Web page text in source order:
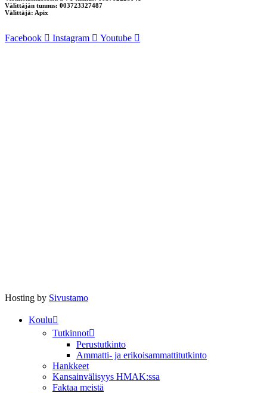
Välittäjän tunnus: 003723327487
Välittäjä: Apix
Facebook Instagram Youtube
Hosting by Sivustamo
Koulu
Tutkinnot
Perustutkinto
Ammatti- ja erikoisammattitutkinto
Hankkeet
Kansainvälisyys HMAK:ssa
Faktaa meistä